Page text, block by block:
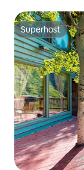
Superhost
Superhost